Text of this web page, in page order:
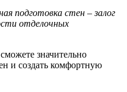
подготовка стен – залог
отделочных
значительно
и создать комфортную